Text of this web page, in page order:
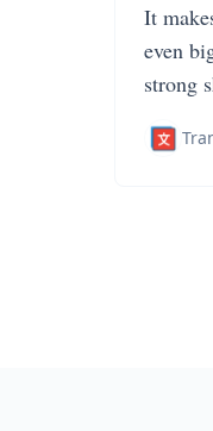
It
even
strong